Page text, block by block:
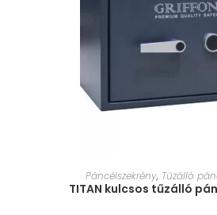
MÉRET
Páncélszekrény, Tűzálló
TITAN kulcsos tűzálló